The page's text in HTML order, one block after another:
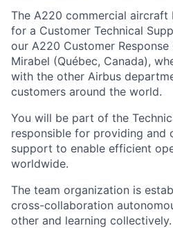
The A220 commercial aircraft
for a Customer Technical
our A220 Customer
Mirabel (Québec, Canada),
with the other Airbus
customers around the world.
You will be part of the
responsible for providing and
support to enable efficient
worldwide.
The team organization is
cross-collaboration
other and learning collectively.